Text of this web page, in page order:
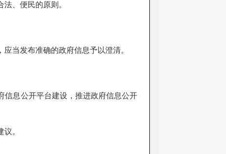
、便民的原则。
当发布准确的政府信息予以澄清。
息公开平台建设，推进政府信息公开
。